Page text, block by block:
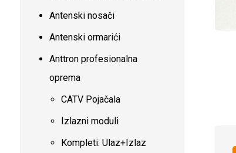
Antenski nosači
Antenski ormarići
Anttron profesionalna
oprema
CATV Pojačala
Izlazni moduli
Kompleti: Ulaz+Izlaz